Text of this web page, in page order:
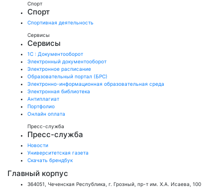
Спорт
Спорт
Спортивная деятельность
Сервисы
Сервисы
1С : Документооборот
Электронный документооборот
Электронное расписание
Образовательный портал (БРС)
Электронно-информационная образовательная среда
Электронная библиотека
Антиплагиат
Портфолио
Онлайн оплата
Пресс-служба
Пресс-служба
Новости
Университетская газета
Скачать брендбук
Главный корпус
364051, Чеченская Республика, г. Грозный, пр-т им. Х.А. Исаева, 100